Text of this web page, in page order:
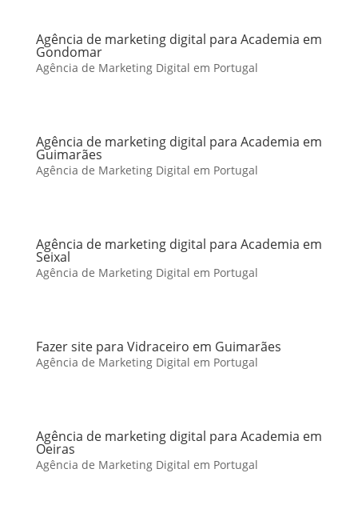
Agência de marketing digital para Academia em
Gondomar
Agência de Marketing Digital em Portugal
Agência de marketing digital para Academia em
Guimarães
Agência de Marketing Digital em Portugal
Agência de marketing digital para Academia em
Seixal
Agência de Marketing Digital em Portugal
Fazer site para Vidraceiro em Guimarães
Agência de Marketing Digital em Portugal
Agência de marketing digital para Academia em
Oeiras
Agência de Marketing Digital em Portugal